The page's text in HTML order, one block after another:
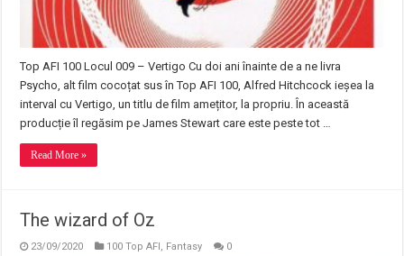
Top AFI 100 Locul 009 – Vertigo Cu doi ani înainte de a ne livra
Psycho, alt film cocoțat sus în Top AFI 100, Alfred Hitchcock ieșea la
interval cu Vertigo, un titlu de film amețitor, la propriu. În această
producție îl regăsim pe James Stewart care este peste tot …
Read More »
The wizard of Oz
23/09/2020 100 Top AFI, Fantasy 0